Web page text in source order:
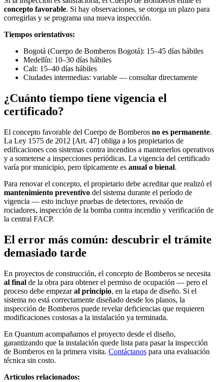
concepto favorable. Si hay observaciones, se otorga un plazo para
corregirlas y se programa una nueva inspección.
Tiempos orientativos:
Bogotá (Cuerpo de Bomberos Bogotá): 15–45 días hábiles
Medellín: 10–30 días hábiles
Cali: 15–40 días hábiles
Ciudades intermedias: variable — consultar directamente
¿Cuánto tiempo tiene vigencia el
certificado?
El concepto favorable del Cuerpo de Bomberos no es permanente.
La Ley 1575 de 2012 [Art. 47] obliga a los propietarios de
edificaciones con sistemas contra incendios a mantenerlos operativos
y a someterse a inspecciones periódicas. La vigencia del certificado
varía por municipio, pero típicamente es anual o bienal.
Para renovar el concepto, el propietario debe acreditar que realizó el
mantenimiento preventivo del sistema durante el período de
vigencia — esto incluye pruebas de detectores, revisión de
rociadores, inspección de la bomba contra incendio y verificación de
la central FACP.
El error más común: descubrir el trámite
demasiado tarde
En proyectos de construcción, el concepto de Bomberos se necesita
al final de la obra para obtener el permiso de ocupación — pero el
proceso debe empezaral principio, en la etapa de diseño. Si el
sistema no está correctamente diseñado desde los planos, la
inspección de Bomberos puede revelar deficiencias que requieren
modificaciones costosas a la instalación ya terminada.
En Quantum acompañamos el proyecto desde el diseño,
garantizando que la instalación quede lista para pasar la inspección
de Bomberos en la primera visita. Contáctanos para una evaluación
técnica sin costo.
Artículos relacionados: